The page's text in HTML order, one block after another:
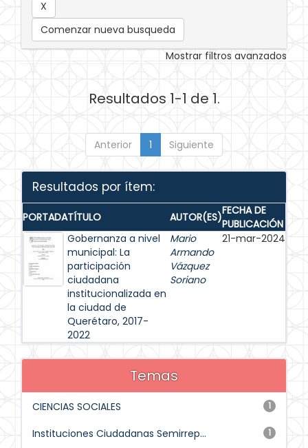
Comenzar nueva busqueda
Mostrar filtros avanzados
Resultados 1-1 de 1.
Anterior 1 Siguiente
Resultados por ítem:
PORTADATÍTULO AUTOR(ES)FECHA DE
PUBLICACIÓN
Gobernanza a nivel
municipal: La
participación
ciudadana
institucionalizada en
la ciudad de
Querétaro, 2017-
2022
Mario
Armando
Vázquez
Soriano
21-mar-2024
Temas
1
CIENCIAS SOCIALES
1
Instituciones Ciudadanas Semirrep...